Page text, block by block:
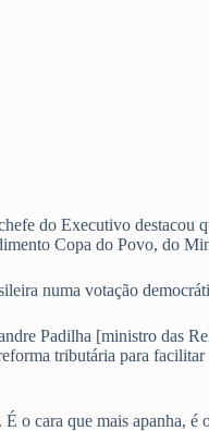
do Executivo destacou
Copa do Povo, do
numa votação
Padilha [ministro das
tributária para
o cara que mais apanha,